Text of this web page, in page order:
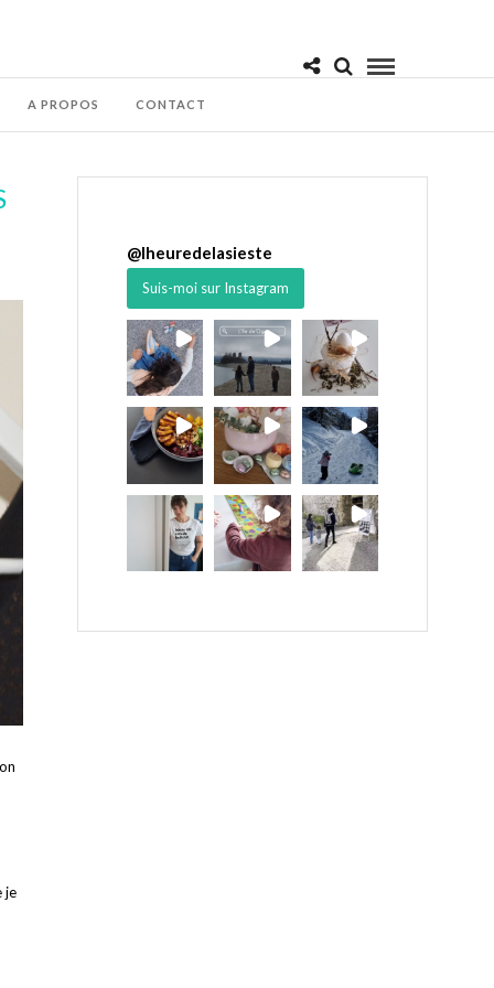
A PROPOS CONTACT
je
@lheuredelasieste
Suis-moi sur Instagram